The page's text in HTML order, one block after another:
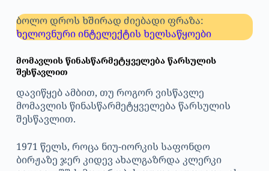
ბოლო დროს ხშირად ძიებადი ფრაზა:
ხელოვნური ინტელექტის ხელსაწყოები
მომავლის წინასწარმეტყველება წარსულის
შესწავლით
დავიწყებ ამბით, თუ როგორ ვისწავლე
მომავლის წინასწარმეტყველება წარსულის
შესწავლით.
1971 წელს, როცა ნიუ-იორკის საფონდო
ბირჟაზე ჯერ კიდევ ახალგაზრდა კლერკი